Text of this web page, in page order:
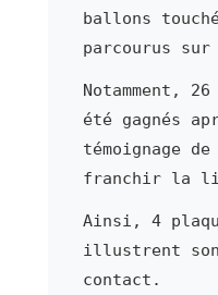
ballons
parcourus
Notamment,
été gagnés
témoignage
franchir la
Ainsi, 4
illustrent son
contact.